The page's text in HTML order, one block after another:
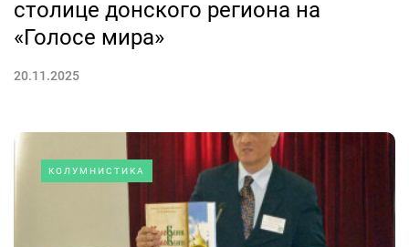
столице донского региона на
«Голосе мира»
20.11.2025
КОЛУМНИСТИКА